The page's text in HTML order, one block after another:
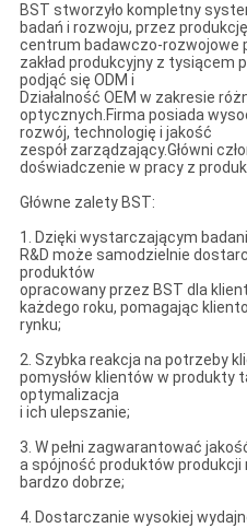
BST stworzyło kompletny
badań i rozwoju, przez
centrum badawczo-rozwojowe
zakład produkcyjny z tysiącem
podjąć się ODM i
Działalność OEM w zakresie
optycznych.Firma posiada
rozwój, technologię i jakość
zespół zarządzający.Główni
doświadczenie w pracy z
Główne zalety BST:
1. Dzięki wystarczającym
R&D może samodzielnie
produktów
opracowany przez BST dla
każdego roku, pomagając
rynku;
2. Szybka reakcja na potrzeby
pomysłów klientów w produkty
optymalizacja
i ich ulepszanie;
3. W pełni zagwarantować
a spójność produktów
bardzo dobrze;
4. Dostarczanie wysokiej